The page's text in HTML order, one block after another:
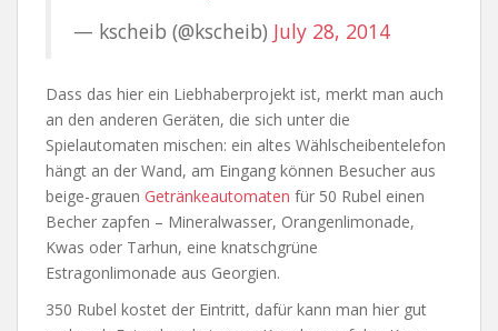
— kscheib (@kscheib) July 28, 2014
Dass das hier ein Liebhaberprojekt ist, merkt man auch
an den anderen Geräten, die sich unter die
Spielautomaten mischen: ein altes Wählscheibentelefon
hängt an der Wand, am Eingang können Besucher aus
beige-grauen Getränkeautomaten für 50 Rubel einen
Becher zapfen – Mineralwasser, Orangenlimonade,
Kwas oder Tarhun, eine knatschgrüne
Estragonlimonade aus Georgien.
350 Rubel kostet der Eintritt, dafür kann man hier gut